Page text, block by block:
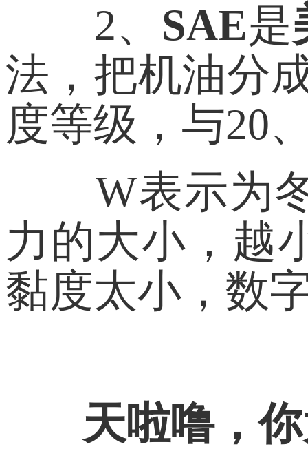
2、 SAE是
法，把机油分
度等级，与20
W表示为
力的大小，越
黏度太小，数
天啦噜，